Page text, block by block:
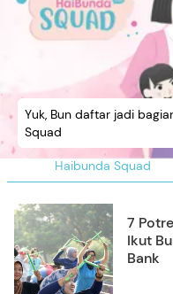
Haibunda Squad
Yuk, Bun daftar jadi
Squad
7
Ikut
Bank